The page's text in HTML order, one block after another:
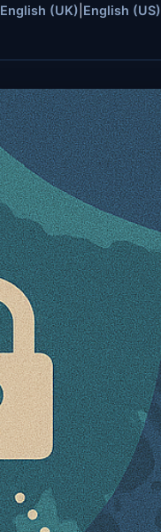
English (UK) English (US)